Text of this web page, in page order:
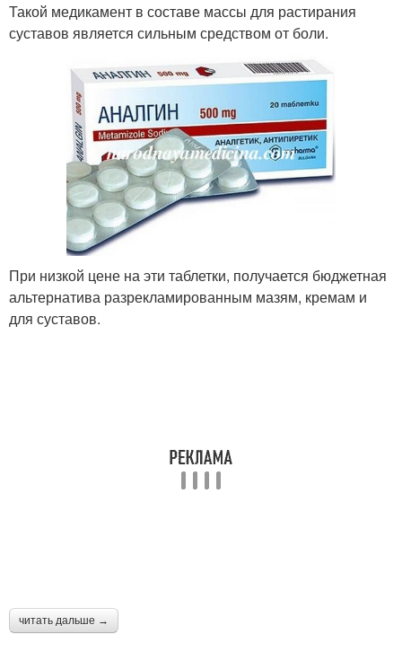
Такой медикамент в составе массы для растирания
суставов является сильным средством от боли.
При низкой цене на эти таблетки, получается бюджетная
альтернатива разрекламированным мазям, кремам и
для суставов.
читать дальше →